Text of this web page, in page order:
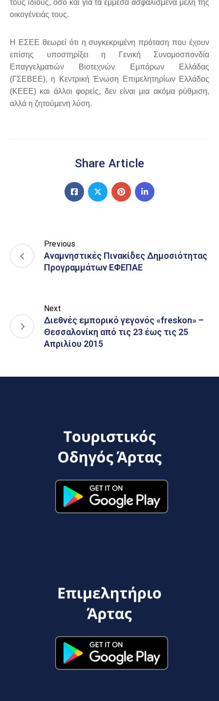
τους ίδιους, όσο και για τα έμμεσα ασφαλισμένα μέλη της
οικογένειάς τους.
Η ΕΣΕΕ θεωρεί ότι η συγκεκριμένη πρόταση που έχουν
επίσης υποστηρίξει η Γενική Συνομοσπονδία
Επαγγελματιών Βιοτεχνών Εμπόρων Ελλάδας
(ΓΣΕΒΕΕ), η Κεντρική Ένωση Επιμελητηρίων Ελλάδος
(ΚΕΕΕ) και άλλοι φορείς, δεν είναι μια ακόμα ρύθμιση,
αλλά η ζητούμενη λύση.
Share Article
Previous
Αναμνηστικές Πινακίδες Δημοσιότητας
Προγραμμάτων ΕΦΕΠΑΕ
Next
Διεθνές εμπορικό γεγονός «freskon» –
Θεσσαλονίκη από τις 23 έως τις 25
Απριλίου 2015